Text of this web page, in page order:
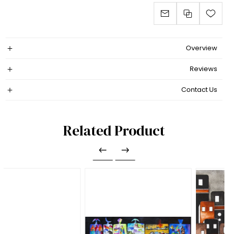
Overview
Reviews
Contact Us
Related Product